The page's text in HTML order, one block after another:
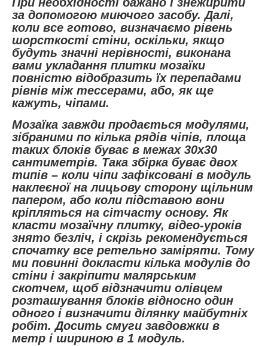
за допомогою миючого засобу. Далі,
коли все готово, визначаємо рівень
шорсткості стіни, оскільки, якщо
будуть значні нерівності, виконана
вами укладання плитки мозаїки
повністю відобразить їх перепадами
рівнів між тессерами, або, як ще
кажуть, чіпами.
Мозаїка завжди продається модулями,
зібраними по кілька рядів чіпів, площа
таких блоків буває в межах 30х30
сантиметрів. Така збірка буває двох
типів – коли чіпи зафіксовані в модуль
наклеєної на лицьову сторону щільним
папером, або коли підставою вони
кріпляться на сітчасту основу. Як
класти мозаїчну плитку, відео-уроків
знято безліч, і скрізь рекомендується
спочатку все ретельно заміряти. Тому
ми повинні докласти кілька модулів до
стіни і закріпити малярським
скотчем, щоб відзначити олівцем
розташування блоків відносно один
одного і визначити ділянку майбутніх
робіт. Досить смуги завдовжки в
метр і шириною в 1 модуль.